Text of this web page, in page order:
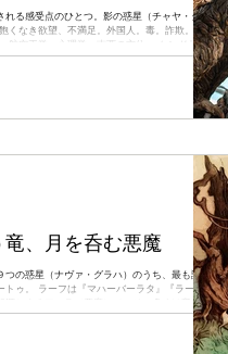
れる感受点のひとつ。影の惑星（チャヤ・グラ
くなき欲望、不満足。外国人。毒。詐欺。クン
航空工学、心理学。南西の方位。 ケンドラハウ
リコーナハウス（1.5.9）の支配星...
、月を呑む悪魔
つの惑星（ナヴァ・グラハ）のうち、最も謎めい
トゥ。 ラーフは『マハーバーラタ』『ラーマー
源とするアスラ（悪魔）で、その多くは竜や蛇の